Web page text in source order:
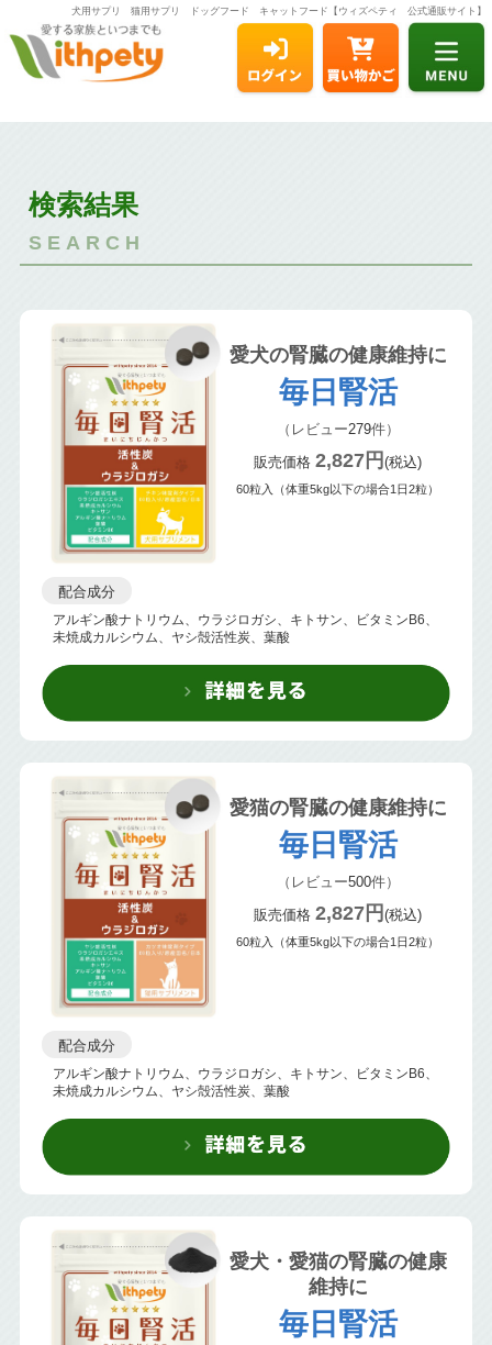
犬用サプリ 猫用サプリ ドッグフード キャットフード【ウィズペティ 公式通販サイト】
検索結果
SEARCH
愛犬の腎臓の健康維持に
毎日腎活
（レビュー279件）
販売価格2,827円(税込)
60粒入（体重5kg以下の場合1日2粒）
配合成分
アルギン酸ナトリウム、ウラジロガシ、キトサン、ビタミンB6、
未焼成カルシウム、ヤシ殻活性炭、葉酸
愛猫の腎臓の健康維持に
毎日腎活
（レビュー500件）
販売価格2,827円(税込)
60粒入（体重5kg以下の場合1日2粒）
配合成分
アルギン酸ナトリウム、ウラジロガシ、キトサン、ビタミンB6、
未焼成カルシウム、ヤシ殻活性炭、葉酸
愛犬・愛猫の腎臓の健康
維持に
毎日腎活